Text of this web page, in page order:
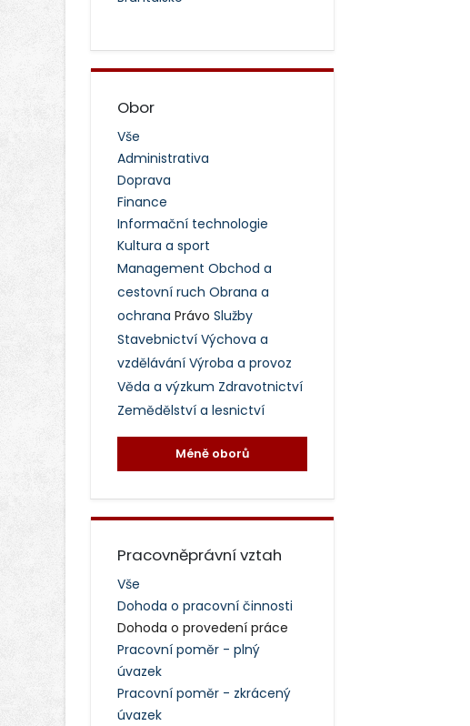
Obor
Vše
Administrativa
Doprava
Finance
Informační technologie
Kultura a sport
Management Obchod a
cestovní ruch Obrana a
ochrana Právo Služby
Stavebnictví Výchova a
vzdělávání Výroba a provoz
Věda a výzkum Zdravotnictví
Zemědělství a lesnictví
Méně oborů
Pracovněprávní vztah
Vše
Dohoda o pracovní činnosti
Dohoda o provedení práce
Pracovní poměr - plný
úvazek
Pracovní poměr - zkrácený
úvazek